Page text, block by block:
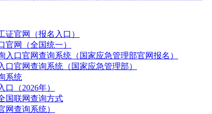
证官网（报名入口）
官网（全国统一）
入口官网查询系统（国家应急管理部官网报名）
口官网查询系统（国家应急管理部）
系统
（2026年）
国联网查询方式
网查询系统）